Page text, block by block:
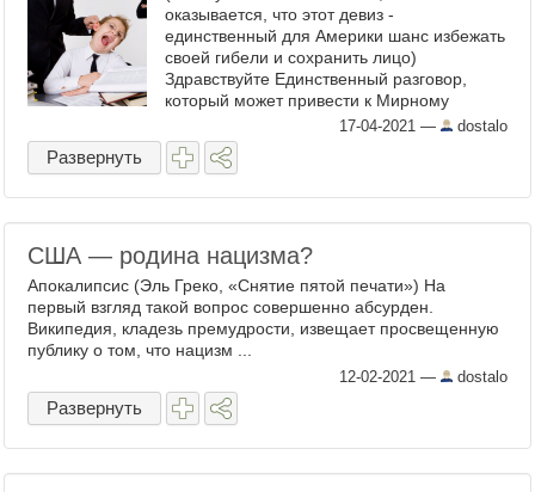
оказывается, что этот девиз -
единственный для Америки шанс избежать
своей гибели и сохранить лицо)
Здравствуйте Единственный разговор,
который может привести к Мирному
развитию событий в мире, примерно таков:
Джо Байден: « Только сейчас ...
17-04-2021 — dostalo
Развернуть
США — родина нацизма?
Апокалипсис (Эль Греко, «Снятие пятой печати») На
первый взгляд такой вопрос совершенно абсурден.
Википедия, кладезь премудрости, извещает просвещенную
публику о том, что нацизм ...
12-02-2021 — dostalo
Развернуть